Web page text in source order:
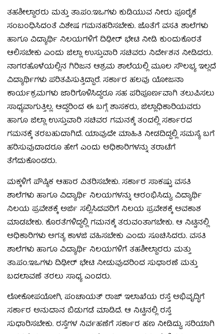
ತಹಶೀಲ್ದಾರರು ಮತ್ತು ತಾ.ಪಂ.ಇಒಗಳು ಕುಡಿಯುವ ನೀರು ಪೂರೈಕೆ
ಸಂಬಂಧಿಸಿದಂತೆ ವಿಶೇಷ ಗಮನಹರಿಸಬೇಕು. ಜೊತೆಗೆ ವಸತಿ ಶಾಲೆಗಳು
ಹಾಗೂ ವಿದ್ಯಾರ್ಥಿ ನಿಲಯಗಳಿಗೆ ದಿಢೀರ್ ಭೇಟಿ ನೀಡಿ ಕುಂದುಕೊರತೆ
ಆಲಿಸಬೇಕು ಎಂದು ಜಿಲ್ಲಾ ಉಸ್ತುವಾರಿ ಸಚಿವರು ನಿರ್ದೇಶನ ನೀಡಿದರು.
ನಾಗರಹೊಳೆಯಲ್ಲಿನ ಗಿರಿಜನ ಆಶ್ರಮ ಶಾಲೆಯಲ್ಲಿ ಮೂಲ ಸೌಲಭ್ಯ ಇಲ್ಲದೆ
ವಿದ್ಯಾರ್ಥಿಗಳು ಪರಿತಪಿಸುತ್ತಿದ್ದಾರೆ. ಸರ್ಕಾರ ಹಲವು ಯೋಜನಾ
ಕಾರ್ಯಕ್ರಮಗಳು ಜಾರಿಗೊಳಿಸಿದ್ದರೂ ಸಹ ಪರಿಪೂರ್ಣವಾಗಿ ತಲುಪಿಸಲು
ಸಾಧ್ಯವಾಗುತ್ತಿಲ್ಲ. ಆದ್ದರಿಂದ ಈ ಬಗ್ಗೆ ಶಾಸಕರು, ಜಿಲ್ಲಾಧಿಕಾರಿಯವರು
ಹಾಗೂ ಜಿಲ್ಲಾ ಉಸ್ತುವಾರಿ ಸಚಿವರ ಗಮನಕ್ಕೆ ತಂದಲ್ಲಿ ಸರ್ಕಾರದ
ಗಮನಕ್ಕೆ ತರಬಹುದಾಗಿದೆ. ಯಾವುದೇ ಮಾಹಿತಿ ನೀಡದಿದ್ದಲ್ಲಿ ಸಮಸ್ಯೆ ಬಗೆ
ಹರಿಸುವುದಾದರೂ ಹೇಗೆ ಎಂದು ಅಧಿಕಾರಿಗಳನ್ನು ತರಾಟೆಗೆ
ತೆಗೆದುಕೊಂಡರು.
ಮಕ್ಕಳಿಗೆ ಪೌಷ್ಠಿಕ ಆಹಾರ ವಿತರಿಸಬೇಕು. ಸರ್ಕಾರ ಸಾಕಷ್ಟು ವಸತಿ
ಶಾಲೆಗಳು ಹಾಗೂ ವಿದ್ಯಾರ್ಥಿ ನಿಲಯಗಳನ್ನು ಆರಂಭಿಸಿದ್ದು, ವಿದ್ಯಾರ್ಥಿ
ನಿಲಯ ಪ್ರವೇಶಕ್ಕೆ ಅರ್ಜಿ ಸಲ್ಲಿಸಿದವರಿಗೆ ನಿಲಯ ಪ್ರವೇಶಕ್ಕೆ ಅವಕಾಶ
ಮಾಡಬೇಕು. ಕೊರತೆಗಳಿದ್ದಲ್ಲಿ ಗಮನಕ್ಕೆ ತರುವಂತಾಗಬೇಕು. ಆ ನಿಟ್ಟಿನಲ್ಲಿ
ಅಧಿಕಾರಿಗಳು ಅಗತ್ಯ ಕಾಳಜಿ ವಹಿಸಬೇಕು ಎಂದು ಸೂಚಿಸಿದರು. ವಸತಿ
ಶಾಲೆಗಳು ಹಾಗೂ ವಿದ್ಯಾರ್ಥಿ ನಿಲಯಗಳಿಗೆ ತಹಶೀಲ್ದಾರರು ಮತ್ತು
ತಾ.ಪಂ.ಇಒಗಳು ದಿಢೀರ್ ಭೇಟಿ ನೀಡುವುದರಿಂದ ಸುಧಾರಣೆ ಮತ್ತು
ಬದಲಾವಣೆ ತರಲು ಸಾಧ್ಯ ಎಂದರು.
ಲೋಕೋಪಯೋಗಿ, ಪಂಚಾಯತ್ ರಾಜ್ ಇಲಾಖೆಯ ರಸ್ತೆ ಅಭಿವೃದ್ಧಿಗೆ
ಸರ್ಕಾರ ಅನುದಾನ ಬಿಡುಗಡೆ ಮಾಡಿದೆ. ಆ ನಿಟ್ಟಿನಲ್ಲಿ ರಸ್ತೆ
ಸುಧಾರಿಸಬೇಕು. ರಸ್ತೆಗಳ ನಿರ್ವಹಣೆಗೆ ಸರ್ಕಾರ ಹಣ ನೀಡಿದ್ದು, ಸರಿಯಾಗಿ